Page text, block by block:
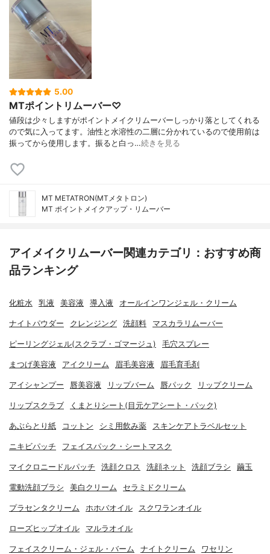
5.00
MTポイントリムーバー♡
値段は少々しますがポイントメイクリムーバーしっかり落としてくれる
ので気に入ってます。油性と水溶性の二層に分かれているので使用前は
振ってから使用します。振ると白っ…続きを見る
MT METATRON(MTメタトロン)
MT ポイントメイクアップ・リムーバー
アイメイクリムーバー関連カテゴリ：おすすめ商
品ランキング
化粧水 乳液 美容液 導入液 オールインワンジェル・クリーム
ナイトパウダー クレンジング 洗顔料 マスカラリムーバー
ピーリングジェル(スクラブ・ゴマージュ) 毛穴スプレー
まつげ美容液 アイクリーム 眉毛美容液 眉毛育毛剤
アイシャンプー 唇美容液 リップバーム 唇パック リップクリーム
リップスクラブ くまとりシート(目元ケアシート・パック)
あぶらとり紙 コットン シミ用飲み薬 スキンケアトラベルセット
ニキビパッチ フェイスパック・シートマスク
マイクロニードルパッチ 洗顔クロス 洗顔ネット 洗顔ブラシ 繭玉
電動洗顔ブラシ 美白クリーム セラミドクリーム
プラセンタクリーム ホホバオイル スクワランオイル
ローズヒップオイル マルラオイル
フェイスクリーム・ジェル・バーム ナイトクリーム ワセリン